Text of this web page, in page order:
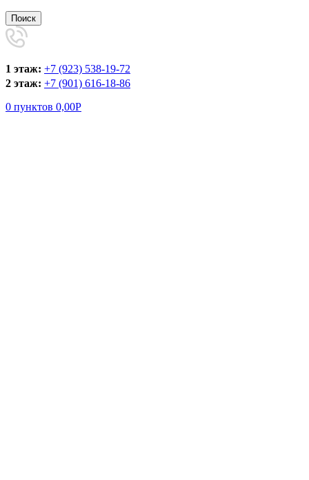
Поиск
1 этаж: +7 (923) 538-19-72
2 этаж: +7 (901) 616-18-86
0 пунктов 0,00Р